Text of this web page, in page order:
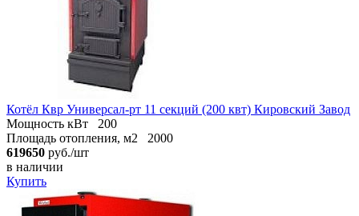
Котёл Квр Универсал-рт 11 секций (200 квт) Кировский Завод
Мощность кВт
200
Площадь отопления, м2
2000
619650 руб./шт
в наличии
Купить